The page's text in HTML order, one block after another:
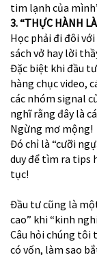
tim lạnh của
3. “THỰC HÀNH
Học phải đi đôi
sách vở hay lời
Đặc biệt khi đầu
hàng chục video,
các nhóm signal
nghĩ rằng đây là
Ngừng mơ mộng!
Đó chỉ là “cưỡi
duy để tìm ra tips
tục!
Đầu tư cũng là
cao” khi “kinh
Câu hỏi chúng tôi
có vốn, làm sao